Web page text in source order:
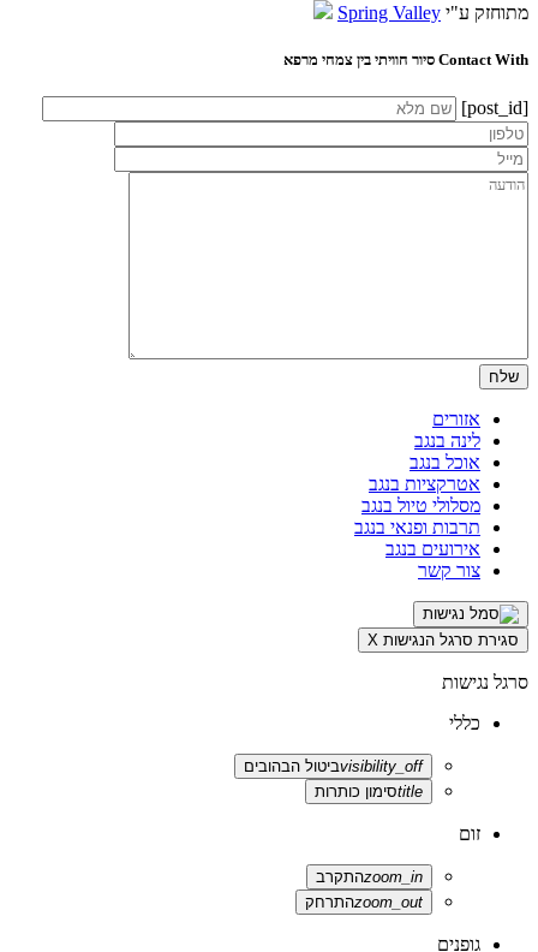
מתוחזק ע"י Spring Valley
Contact With סיור חוויתי בין צמחי מרפא
[post_id]
אזורים
לינה בנגב
אוכל בנגב
אטרקציות בנגב
מסלולי טיול בנגב
תרבות ופנאי בנגב
אירועים בנגב
צור קשר
סגירת סרגל הנגישות X
סרגל נגישות
כללי
visibility_offביטול הבהובים
titleסימון כותרות
זום
zoom_inהתקרב
zoom_outהתרחק
גופנים